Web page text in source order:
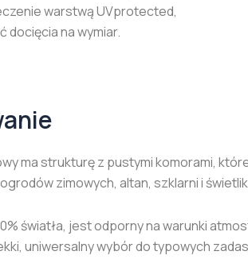
warstwą UVprotected,
docięcia na wymiar.
ma strukturę z pustymi komorami,
zimowych, altan, szklarni i
światła, jest odporny na warunki
uniwersalny wybór do typowych